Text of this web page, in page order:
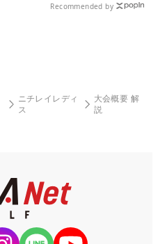
Recommended by
ニチレイレディ
ス
大会概要 解
説